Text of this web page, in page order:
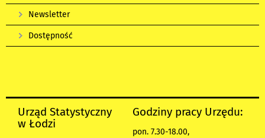
Newsletter
Dostępność
Urząd Statystyczny
w Łodzi
Godziny pracy Urzędu:
pon. 7.30-18.00,